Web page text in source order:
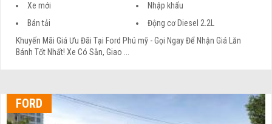
Xe mới
Nhập khẩu
Bán tải
Động cơ Diesel 2.2L
Khuyến Mãi Giá Ưu Đãi Tại Ford Phú mỹ - Gọi Ngay Để Nhận Giá Lăn
Bánh Tốt Nhất! Xe Có Sẵn, Giao ...
FORD